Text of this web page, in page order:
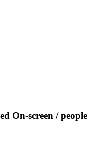
On-screen / people